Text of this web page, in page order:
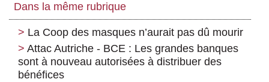
Dans la même rubrique
La Coop des masques n’aurait pas dû mourir
Attac Autriche - BCE : Les grandes banques
sont à nouveau autorisées à distribuer des
bénéfices